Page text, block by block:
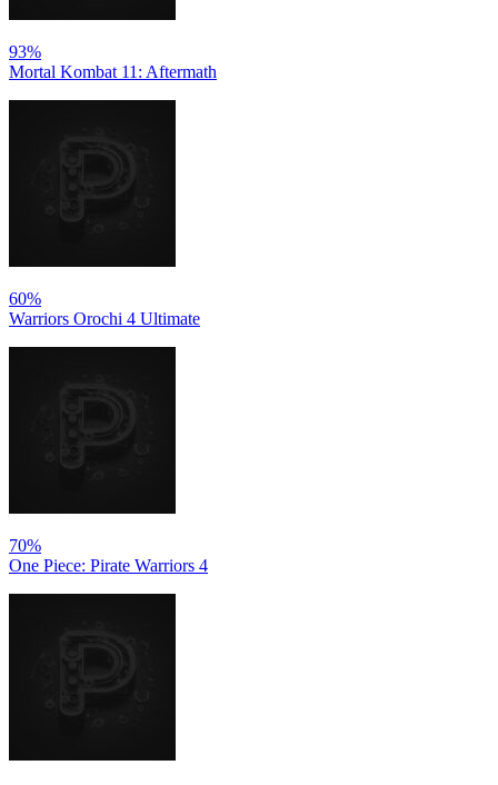
93%
Mortal Kombat 11: Aftermath
60%
Warriors Orochi 4 Ultimate
70%
One Piece: Pirate Warriors 4